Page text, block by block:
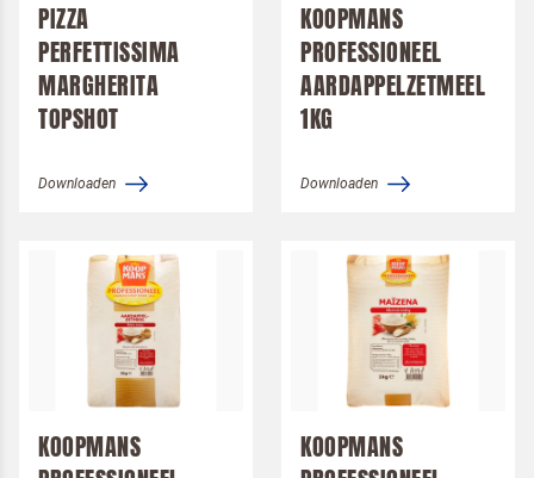
PIZZA
PERFETTISSIMA
MARGHERITA
TOPSHOT
Downloaden
KOOPMANS
PROFESSIONEEL
AARDAPPELZETMEEL
1KG
Downloaden
KOOPMANS
KOOPMANS